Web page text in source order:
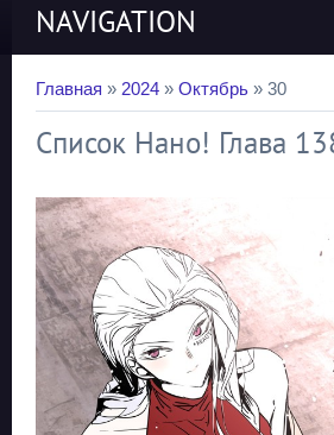
NAVIGATION
Главная » 2024 » Октябрь » 30
Список Нано! Глава